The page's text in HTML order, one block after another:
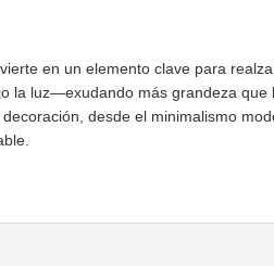
en un elemento clave para
luz—exudando más grandeza
desde el minimalismo